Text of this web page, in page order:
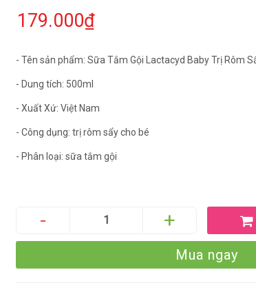
179.000₫
- Tên sản phẩm: Sữa Tắm Gội Lactacyd Baby Trị Rôm
- Dung tích: 500ml
- Xuất Xứ: Việt Nam
- Công dụng: trị rôm sẩy cho bé
- Phân loại: sữa tắm gội
Mua ngay